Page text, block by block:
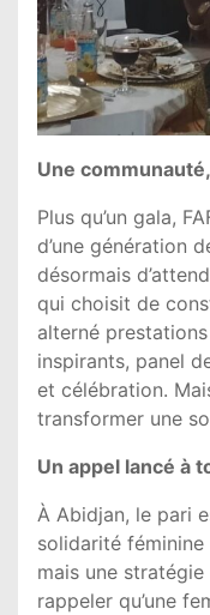
Une
Plus qu’un gala,
d’une génération
désormais
qui choisit de
alterné
inspirants, panel
et célébration.
transformer une
Un appel lancé à
À Abidjan, le pari
solidarité
mais une stratégie
rappeler qu’une